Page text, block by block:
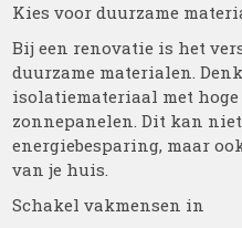
Kies voor duurzame
Bij een renovatie is het
duurzame materialen.
isolatiemateriaal met
zonnepanelen. Dit kan
energiebesparing, maar
van je huis.
Schakel vakmensen in